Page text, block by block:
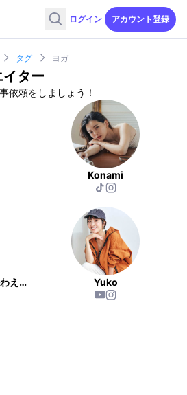
ログイン アカウント登録
タグ ヨガ
ター
依頼をしましょう！
Konami
-20kgヨガ先生｜ひるかわえみこ Yuko